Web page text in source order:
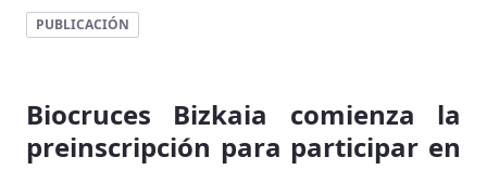
PUBLICACIÓN
Biocruces Bizkaia comienza la
preinscripción para participar en